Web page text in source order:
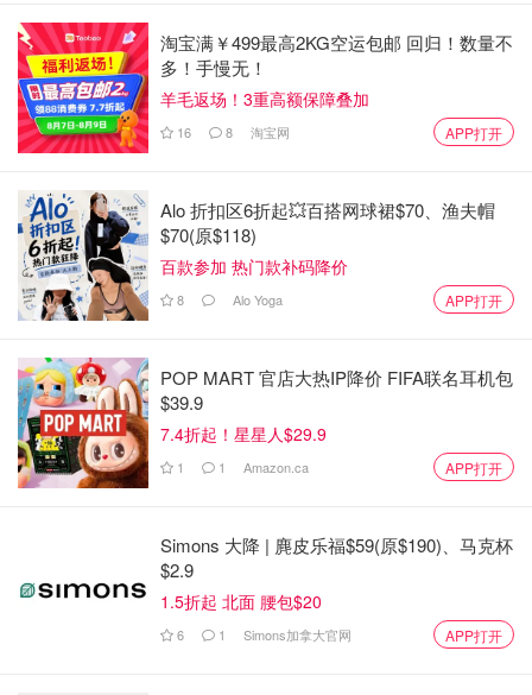
2- 热锅倒油，温油下豆辦酱，小葱和生姜爆香，出红油
淘宝满￥499最高2KG空运包邮 回归！数量不
多！手慢无！
羊毛返场！3重高额保障叠加
16 8 淘宝网 APP打开
Alo 折扣区6折起💥百搭网球裙$70、渔夫帽
$70(原$118)
百款参加 热门款补码降价
8 Alo Yoga APP打开
POP MART 官店大热IP降价 FIFA联名耳机包
$39.9
7.4折起！星星人$29.9
1 1 Amazon.ca APP打开
Simons 大降 | 麂皮乐福$59(原$190)、马克杯
$2.9
1.5折起 北面 腰包$20
6 1 Simons加拿大官网 APP打开